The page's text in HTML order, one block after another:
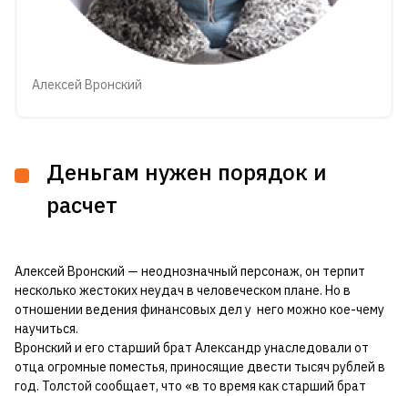
Алексей Вронский
Деньгам нужен порядок и
расчет
Алексей Вронский — неоднозначный персонаж, он терпит
несколько жестоких неудач в человеческом плане. Но в
отношении ведения финансовых дел у него можно кое-чему
научиться.
Вронский и его старший брат Александр унаследовали от
отца огромные поместья, приносящие двести тысяч рублей в
год. Толстой сообщает, что «в то время как старший брат